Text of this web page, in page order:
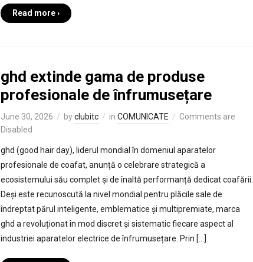
Read more ›
ghd extinde gama de produse
profesionale de înfrumusețare
June 30, 2026 byclubitc in COMUNICATE
Comments are
Disabled
ghd (good hair day), liderul mondial în domeniul aparatelor
profesionale de coafat, anunță o celebrare strategică a
ecosistemului său complet și de înaltă performanță dedicat coafării.
Deși este recunoscută la nivel mondial pentru plăcile sale de
îndreptat părul inteligente, emblematice și multipremiate, marca
ghd a revoluționat în mod discret și sistematic fiecare aspect al
industriei aparatelor electrice de înfrumusețare. Prin […]